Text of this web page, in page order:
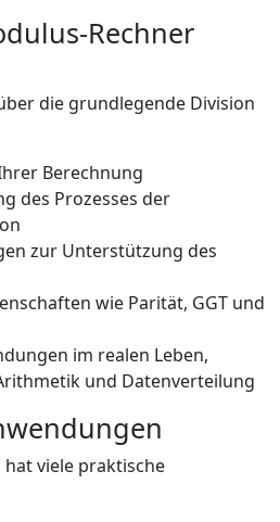
Rechner
die grundlegende Division
Berechnung
des Prozesses der
zur Unterstützung des
wie Parität, GGT und
im realen Leben,
und Datenverteilung
viele praktische